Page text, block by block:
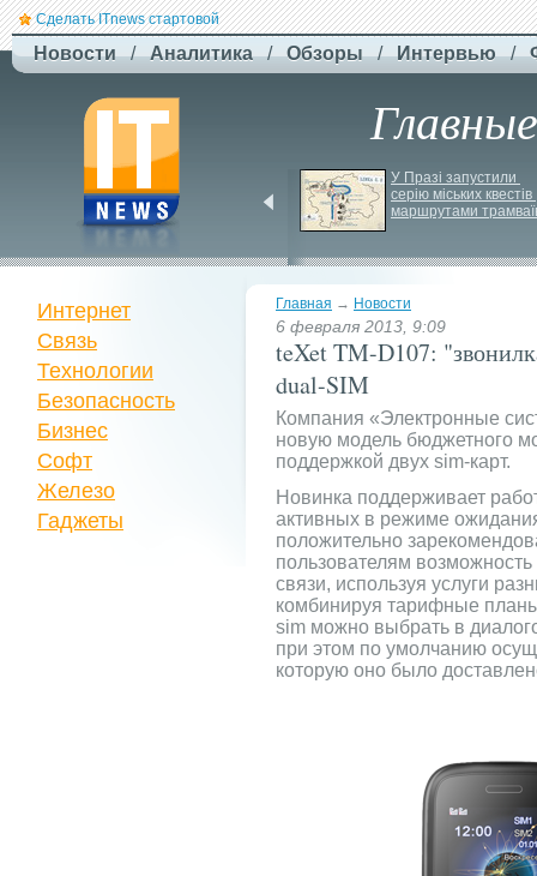
Сделать ITnews стартовой
Новости / Аналитика / Обзоры / Интервью /
знищив ключовий
склад Intertop Ukraine
У Празі запустили
серію міських квестів
маршрутами
Главная → Новости
6 февраля 2013, 9:09
teXet TM-D107:
dual-SIM
Компания «Электронные
новую модель бюджетного
поддержкой двух sim-карт.
Новинка поддерживает
активных в режиме
положительно
пользователям
связи, используя услуги
комбинируя тарифные
sim можно выбрать в
при этом по умолчанию
которую оно было
Интернет
Связь
Технологии
Безопасность
Бизнес
Софт
Железо
Гаджеты